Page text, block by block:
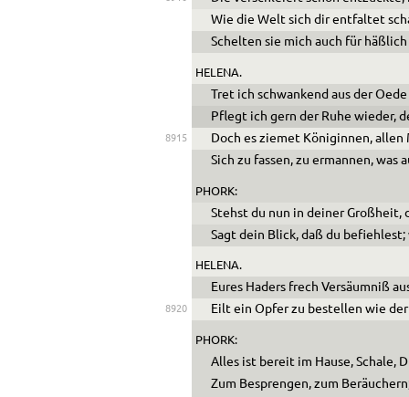
Wie die Welt sich dir entfaltet
Schelten sie mich auch für
HELENA.
Tret ich schwankend aus derOe
Pflegt ich gern der Ruhe wieder,
8915
Doch es ziemet Königinnen,
Sich zu fassen, zu ermannen, was
PHORK:
Stehst du nun in deiner Großheit,
Sagt dein Blick, daß du befiehlest;
HELENA.
Eures Haders frech Versäumniß
8920 Eilt ein Opfer zu bestellen wie
PHORK:
Alles ist bereit im Hause, Schale,
Zum Besprengen, zum